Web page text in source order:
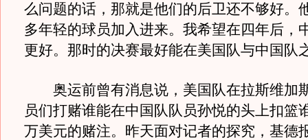
么问题的话，那就是他们的后卫还不够好。
多年轻的球员加入进来。我希望在四年后，
更好。那时的决赛最好能在美国队与中国队
奥运前曾有消息说，美国队在拉斯维加
员们打赌谁能在中国队队员孙悦的头上扣篮
万美元的赌注。昨天面对记者的探究，基德